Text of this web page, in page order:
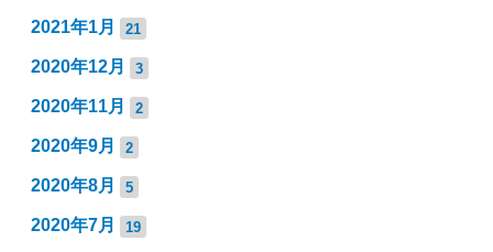
2021年1月 21
2020年12月 3
2020年11月 2
2020年9月 2
2020年8月 5
2020年7月 19